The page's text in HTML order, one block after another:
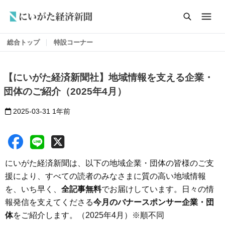
総合トップ 特設コーナー
【にいがた経済新聞社】地域情報を支える企業・
団体のご紹介（2025年4月）
2025-03-31 1年前
にいがた経済新聞は、以下の地域企業・団体の皆様のご支
援により、すべての読者のみなさまに質の高い地域情報
を、いち早く、 全記事無料でお届けしています。日々の情
報発信を支えてくださる今月のバナースポンサー企業・団
体をご紹介します。（2025年4月）※順不同